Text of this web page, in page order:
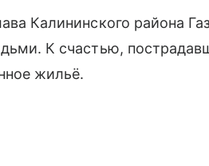
Калининского района
К счастью,
жильё.